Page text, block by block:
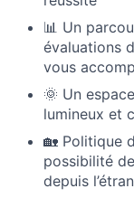
📊 Un
évaluations
vous
🌞 Un
lumineux et
🏡 Politique
possibilité
depuis